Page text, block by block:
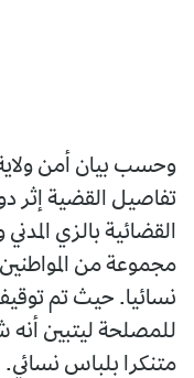
وحسب بيان أمن
تفاصيل القضية إثر
القضائية بالزي
مجموعة من
نسائيا. حيث تم
متنكرا بلباس نسائي.